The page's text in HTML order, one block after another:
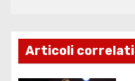
z
i
Articoli correlati